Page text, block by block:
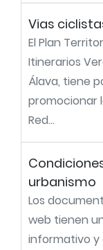
Vias
El Plan
Itinerarios
Álava, tiene
promocionar
Red...
urbanismo
Los
web tienen
informativo y